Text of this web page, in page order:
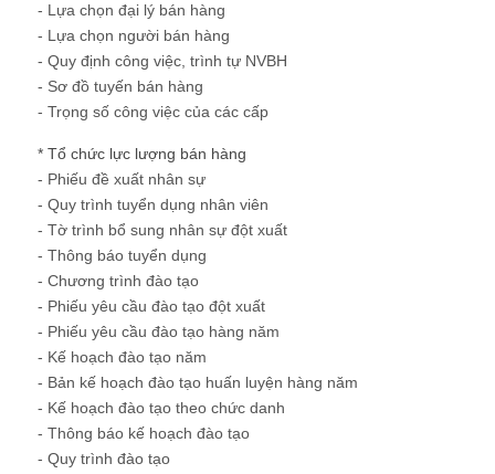
- Lựa chọn đại lý bán hàng
- Lựa chọn người bán hàng
- Quy định công việc, trình tự NVBH
- Sơ đồ tuyến bán hàng
- Trọng số công việc của các cấp
* Tổ chức lực lượng bán hàng
- Phiếu đề xuất nhân sự
- Quy trình tuyển dụng nhân viên
- Tờ trình bổ sung nhân sự đột xuất
- Thông báo tuyển dụng
- Chương trình đào tạo
- Phiếu yêu cầu đào tạo đột xuất
- Phiếu yêu cầu đào tạo hàng năm
- Kế hoạch đào tạo năm
- Bản kế hoạch đào tạo huấn luyện hàng năm
- Kế hoạch đào tạo theo chức danh
- Thông báo kế hoạch đào tạo
- Quy trình đào tạo